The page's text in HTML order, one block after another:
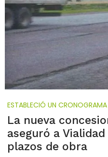
ESTABLECIÓ UN
La nueva
aseguró a
plazos de obra